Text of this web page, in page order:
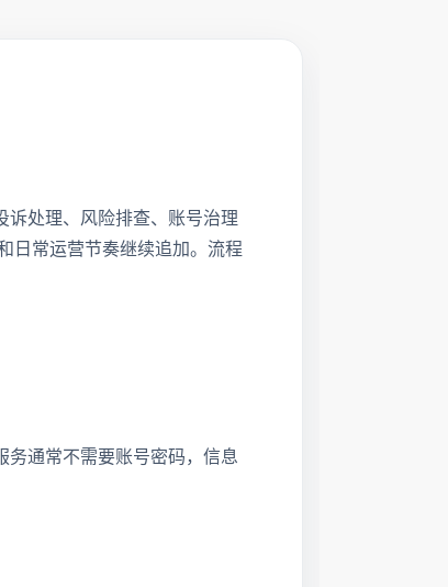
处理、风险排查、账号治理
日常运营节奏继续追加。流程
通常不需要账号密码，信息